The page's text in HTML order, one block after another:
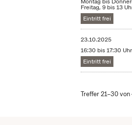
Freitag, 9 bis 13
Eintritt frei
23.10.2025
16:30 bis 17:30 Uhr
Eintritt frei
Treffer 21–30 von